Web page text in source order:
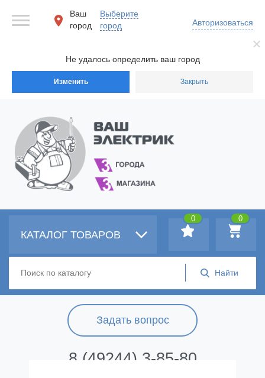
Не удалось определить ваш город
Изменить Закрыть
Ваш
город
Выберите
город
Авторизоваться
Задать вопрос
8 (49244) 3-85-80
КАТАЛОГ ТОВАРОВ
0
0